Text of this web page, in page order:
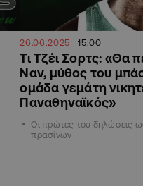
26.06.2025 15:00
Τι Τζέι Σορτς: «Θα
Ναν, μύθος του
ομάδα γεμάτη
Παναθηναϊκός»
Oι πρώτες του δηλώσεις
πρασίνων